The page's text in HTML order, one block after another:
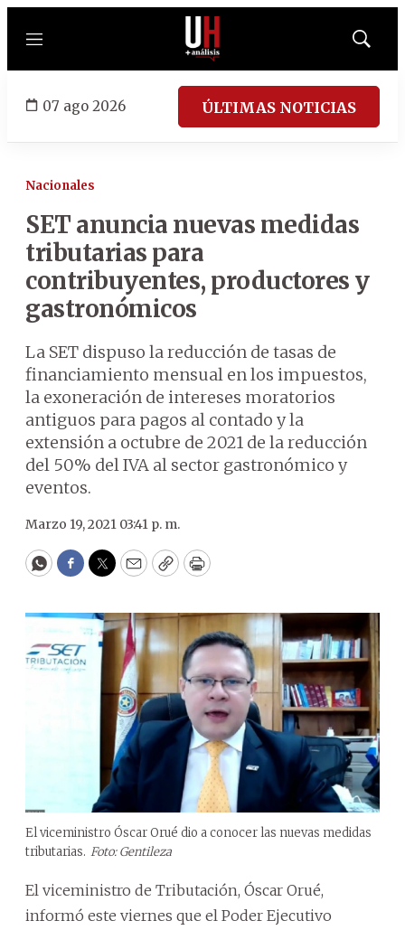
Menú
Mostrar
07 ago 2026 ÚLTIMAS NOTICIAS
Nacionales
SET anuncia nuevas medidas
tributarias para
contribuyentes, productores y
gastronómicos
La SET dispuso la reducción de tasas de
financiamiento mensual en los impuestos,
la exoneración de intereses moratorios
antiguos para pagos al contado y la
extensión a octubre de 2021 de la reducción
del 50% del IVA al sector gastronómico y
eventos.
Marzo 19, 2021 03:41 p. m.
WhatsApp
Facebook
Twitter
EmailCopyPrint
El viceministro Óscar Orué dio a conocer las nuevas medidas
tributarias. Foto: Gentileza
El viceministro de Tributación, Óscar Orué,
informó este viernes que el Poder Ejecutivo